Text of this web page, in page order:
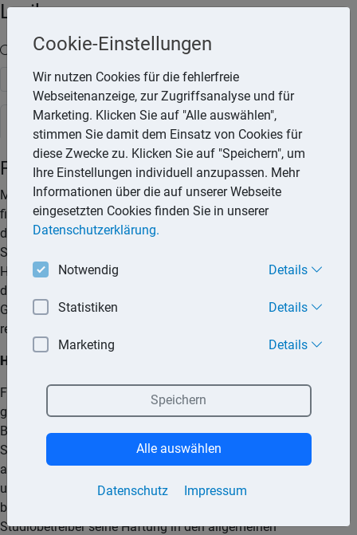
Lexika
Volltext-Suche in den Lexika
Suchen
Rechtslexikon
Fitnessstudio-Vertrag
Millionen von Hobbysportlern halten sich in Fitnessstudios
fit. Sie wollen den alltäglichen Stress abbauen und zahlen
dafür Monat für Monat viel Geld. Aber häufig beginnt erst der
Stress, wenn es um die Kündigung des Vertrags oder um
Haftungsfragen geht, weil die Betreiber der Muckibuden über
die allgemeinen Geschäftsbedingungen einseitig zu ihren
Gunsten die Rechtslage verändern. Dem sind allerdings
rechtliche Grenzen gesetzt.
Haftung für Kleidung und Wertsachen
Für Diebstähle aus Spinden und Umkleideräumen haftet
grundsätzlich das Fitnessstudio. In diesem Fall kann vom
Betreiber Schadensersatz verlangt werden. Dem beugen die
Studiobetreiber allerdings vor, indem sie ihre Haftung
ausschließen oder beschränken. Solche Klauseln sind aber
unwirksam, wenn sie den Kunden unangemessen
benachteiligen. Das ist insbesondere der Fall, wenn der
Studiobetreiber seine Haftung in den allgemeinen
Cookie-Einstellungen
Wir nutzen Cookies für die fehlerfreie
Webseitenanzeige, zur Zugriffsanalyse und für
Marketing. Klicken Sie auf "Alle auswählen",
stimmen Sie damit dem Einsatz von Cookies für
diese Zwecke zu. Klicken Sie auf "Speichern", um
Ihre Einstellungen individuell anzupassen. Mehr
Informationen über die auf unserer Webseite
eingesetzten Cookies finden Sie in unserer
Datenschutzerklärung.
Notwendig Details
Statistiken Details
Marketing Details
Datenschutz Impressum
Speichern
Alle auswählen